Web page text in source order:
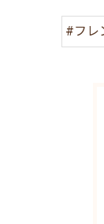
#フレ